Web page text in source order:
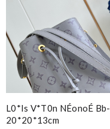
L0*is V*t0n NÉonoÉ Bb-
20*20*13cm